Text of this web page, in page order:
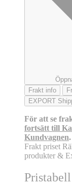
Frakt info
EXPORT
För att se
fortsätt till
Kundvagnen.
Frakt priset
produkter &